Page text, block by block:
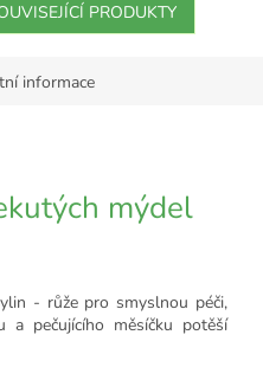
PRODUKTY
informace
mýdel
- růže pro smyslnou péči,
a pečujícího měsíčku potěší